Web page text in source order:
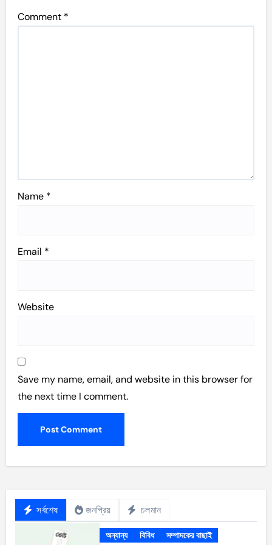
Comment *
Name *
Email *
Website
Save my name, email, and website in this browser for
the next time I comment.
সর্বশেষ জনপ্রিয় চলমান
অন্যান্য বিবিধ সম্পাদকের বাছাই